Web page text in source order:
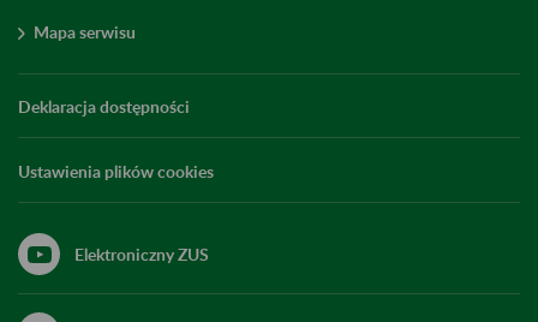
Mapa serwisu
Deklaracja dostępności
Ustawienia plików cookies
Elektroniczny ZUS